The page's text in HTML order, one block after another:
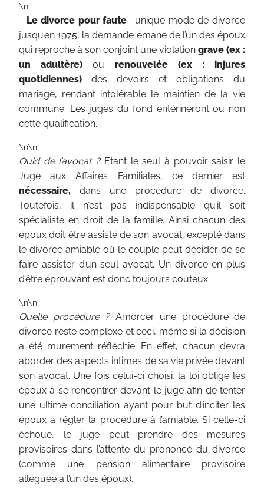
\n
- Le divorce pour faute : unique mode de divorce
jusqu’en 1975, la demande émane de l’un des époux
qui reproche à son conjoint une violation grave (ex :
un adultère)
ou
renouvelée (ex : injures
quotidiennes) des devoirs et obligations du
mariage, rendant intolérable le maintien de la vie
commune. Les juges du fond entérineront ou non
cette qualification.
\n\n
Quid de l’avocat ?Etant le seul à pouvoir saisir le
Juge aux Affaires Familiales, ce dernier est
nécessaire, dans une procédure de divorce.
Toutefois, il n’est pas indispensable qu’il soit
spécialiste en droit de la famille. Ainsi chacun des
époux doit être assisté de son avocat, excepté dans
le divorce amiable où le couple peut décider de se
faire assister d’un seul avocat. Un divorce en plus
d’être éprouvant est donc toujours couteux.
\n\n
Quelle procédure ?Amorcer une procédure de
divorce reste complexe et ceci, même si la décision
a été murement réfléchie. En effet, chacun devra
aborder des aspects intimes de sa vie privée devant
son avocat. Une fois celui-ci choisi, la loi oblige les
époux à se rencontrer devant le juge afin de tenter
une ultime conciliation ayant pour but d’inciter les
époux à régler la procédure à l’amiable. Si celle-ci
échoue, le juge peut prendre des mesures
provisoires dans l’attente du prononcé du divorce
(comme une pension alimentaire provisoire
alléguée à l’un des époux).